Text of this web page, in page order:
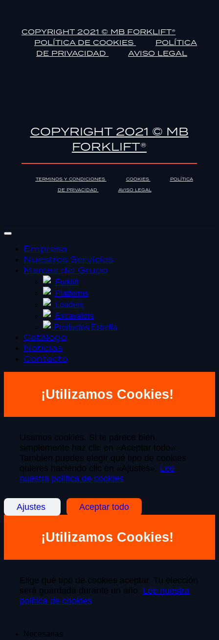
COPYRIGHT 2021 © MB FORKLIFT®
POLÍTICA DE COOKIES
POLÍTICA
DE PRIVACIDAD
AVISO LEGAL
COPYRIGHT 2021 © MB
FORKLIFT®
TERMINOS Y CONDICIONES COOKIES
POLÍTICA
DE PRIVACIDAD
AVISO LEGAL
Empresa
Nuestros Servicios
Marcas del Grupo
Forklift
Platforms
Loaders
Excavators
Productos Estrella
Catálogo
Noticias
Contacto
¡Utilizamos Cookies!
Usamos cookies. Si te parece bien,
simplemente haz clic en «Aceptar todo».
También puedes elegir qué tipo de cookies
quieres haciendo clic en «Ajustes». Lee
nuestra política de cookies
Ajustes Aceptar todo
¡Utilizamos Cookies!
Elige qué tipo de cookies aceptar. Tu elección
será guardada durante un año. Lee nuestra
política de cookies
Necesarias